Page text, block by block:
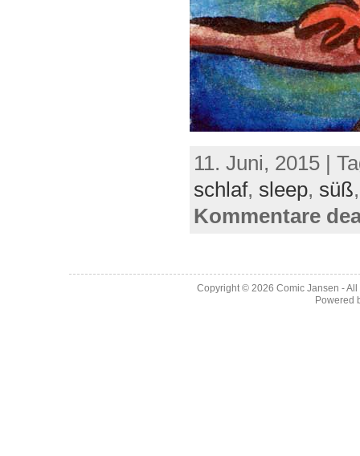
11. Juni, 2015 |
schlaf, sleep, süß
Kommentare
Copyright © 2026 Comic Jansen -
Powered